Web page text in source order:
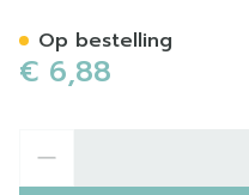
€ 6,88
Op bestelling